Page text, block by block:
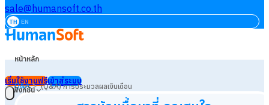
sale@humansoft.co.th
TH EN
หน้าหลัก
ฟังก์ชัน
เริ่มใช้งานฟรีเข้าสู่ระบบ
Q&A>(Q&A) การประมวลผลเงินเดือน